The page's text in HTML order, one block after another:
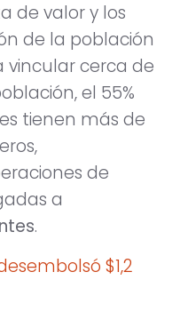
de valor y los
de la población
vincular cerca de
el 55%
tienen más de
de
a
.
$1,2